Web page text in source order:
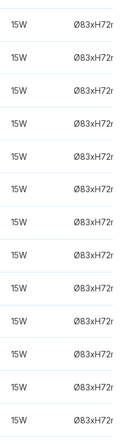
15W
15W
15W
15W
15W
15W
15W
15W
15W
15W
15W
15W
15W